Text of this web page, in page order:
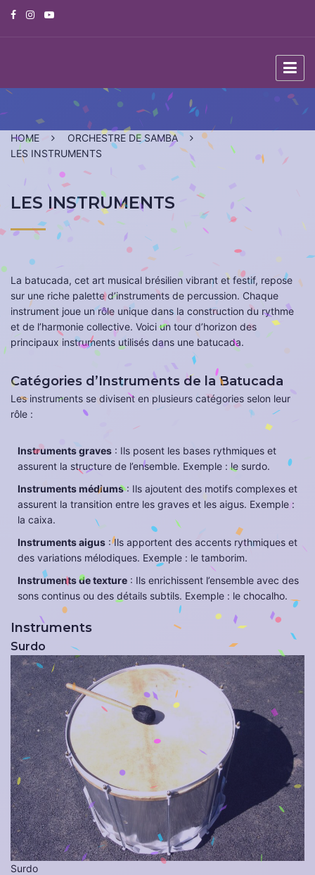
HOME
ORCHESTRE DE SAMBA
LES INSTRUMENTS
LES INSTRUMENTS
La batucada, cet art musical brésilien vibrant et festif, repose
sur une riche palette d’instruments de percussion. Chaque
instrument joue un rôle unique dans la construction du rythme
et de l’harmonie collective. Voici un tour d’horizon des
principaux instruments utilisés dans une batucada.
Catégories d’Instruments de la Batucada
Les instruments se divisent en plusieurs catégories selon leur
rôle :
Instruments graves : Ils posent les bases rythmiques et
assurent la structure de l’ensemble. Exemple : le surdo.
Instruments médiums: Ils ajoutent des motifs complexes et
assurent la transition entre les graves et les aigus. Exemple :
la caixa.
Instruments aigus : Ils apportent des accents rythmiques et
des variations mélodiques. Exemple : le tamborim.
Instruments de texture : Ils enrichissent l’ensemble avec des
sons continus ou des détails subtils. Exemple : le chocalho.
Instruments
Surdo
Surdo